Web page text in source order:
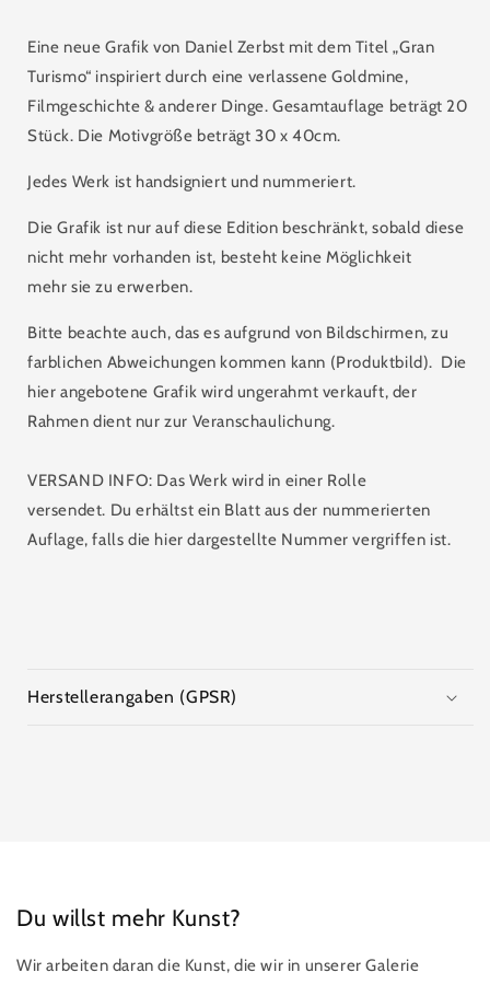
Eine neue Grafik von Daniel Zerbst mit dem Titel „Gran
Turismo“ inspiriert durch eine verlassene Goldmine,
Filmgeschichte & anderer Dinge. Gesamtauflage beträgt 20
Stück. Die Motivgröße beträgt 30 x 40cm.
Jedes Werk ist handsigniert und nummeriert.
Die Grafik ist nur auf diese Edition beschränkt, sobald diese
nicht mehr vorhanden ist, besteht keine Möglichkeit
mehr sie zu erwerben.
Bitte beachte auch, das es aufgrund von Bildschirmen, zu
farblichen Abweichungen kommen kann (Produktbild). Die
hier angebotene Grafik wird ungerahmt verkauft, der
Rahmen dient nur zur Veranschaulichung.
VERSAND INFO: Das Werk wird in einer Rolle
versendet. Du erhältst ein Blatt aus der nummerierten
Auflage, falls die hier dargestellte Nummer vergriffen ist.
Herstellerangaben (GPSR)
Du willst mehr Kunst?
Wir arbeiten daran die Kunst, die wir in unserer Galerie